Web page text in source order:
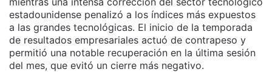
estadounidense penalizó a los índices más expuestos
a las grandes tecnológicas. El inicio de la temporada
de resultados empresariales actuó de contrapeso y
permitió una notable recuperación en la última sesión
del mes, que evitó un cierre más negativo.